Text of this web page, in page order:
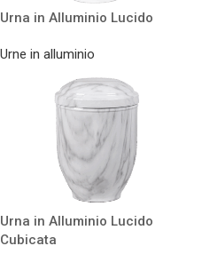
Urna in Alluminio Lucido
Urne in alluminio
Urna in Alluminio Lucido
Cubicata